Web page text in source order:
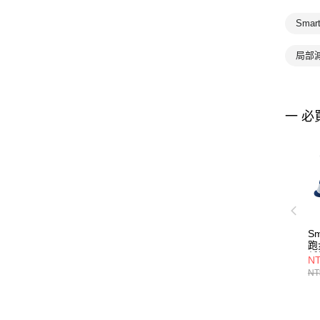
局部
一 必